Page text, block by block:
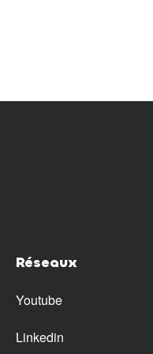
Réseaux
Youtube
Linkedin